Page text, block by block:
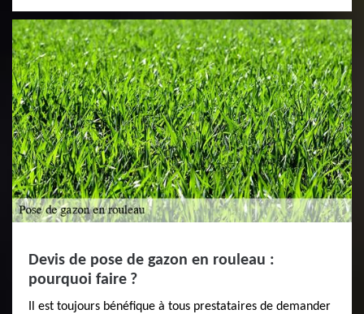
Devis de pose de gazon en rouleau :
pourquoi faire ?
Il est toujours bénéfique à tous prestataires de demander